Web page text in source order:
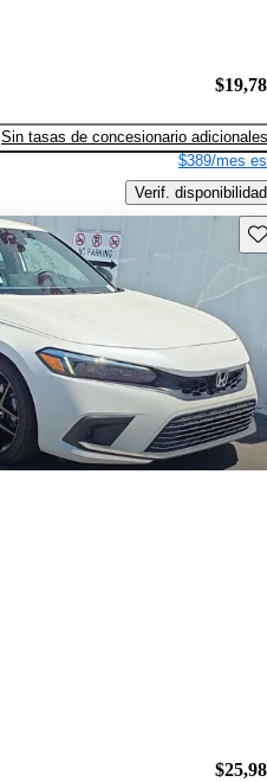
Sin tasas de concesionario adicionales
$389/mes
Verif. disponibilidad